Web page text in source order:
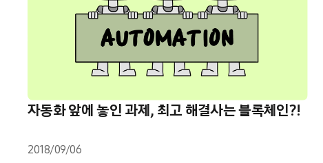
자동화 앞에 놓인 과제, 최고 해결사는 블록체인?!
2018/09/06